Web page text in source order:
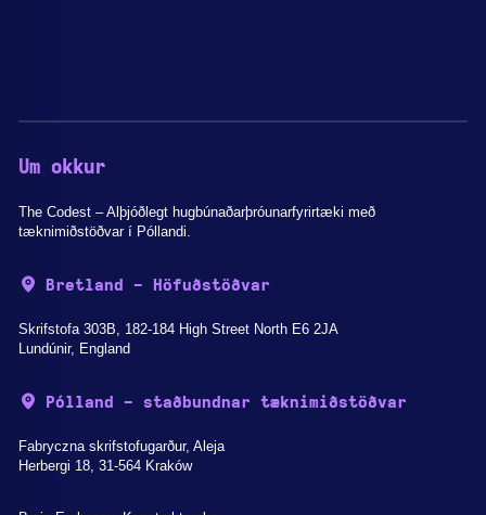
Um okkur
The Codest – Alþjóðlegt hugbúnaðarþróunarfyrirtæki með
tæknimiðstöðvar í Póllandi.
Bretland - Höfuðstöðvar
Skrifstofa 303B, 182-184 High Street North E6 2JA
Lundúnir, England
Pólland - staðbundnar tæknimiðstöðvar
Fabryczna skrifstofugarður, Aleja
Herbergi 18, 31-564 Kraków